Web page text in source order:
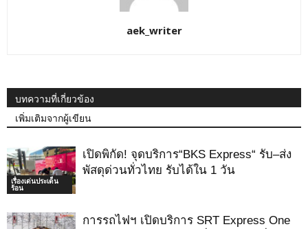
aek_writer
บทความที่เกี่ยวข้อง
เพิ่มเติมจากผู้เขียน
เรื่องเด่นประเด็น
ร้อน
เปิดพิกัด! จุดบริการ“BKS Express“ รับ–ส่ง
พัสดุด่วนทั่วไทย รับได้ใน 1 วัน
การรถไฟฯ เปิดบริการ SRT Express One